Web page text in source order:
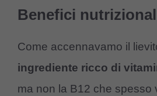
Benefici
Come accennavamo il
ingrediente ricco di
ma non la B12 che spesso